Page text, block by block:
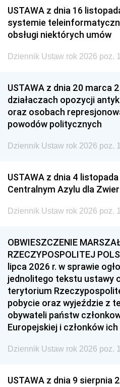
USTAWA z dnia 16
systemie
obsługi niektórych umów
Dziennik Ustaw rok 2026 poz.
USTAWA z dnia 20 marca
działaczach opozycji
oraz osobach
powodów politycznych
Dziennik Ustaw rok 2026 poz.
USTAWA z dnia 4
Centralnym Azylu dla
Dziennik Ustaw rok 2026 poz.
OBWIESZCZENIE
RZECZYPOSPOLITEJ
lipca 2026 r. w sprawie
jednolitego tekstu ustawy
terytorium
pobycie oraz wyjeździe z
obywateli państw
Europejskiej i członków
Dziennik Ustaw rok 2026 poz.
USTAWA z dnia 9 sierpnia